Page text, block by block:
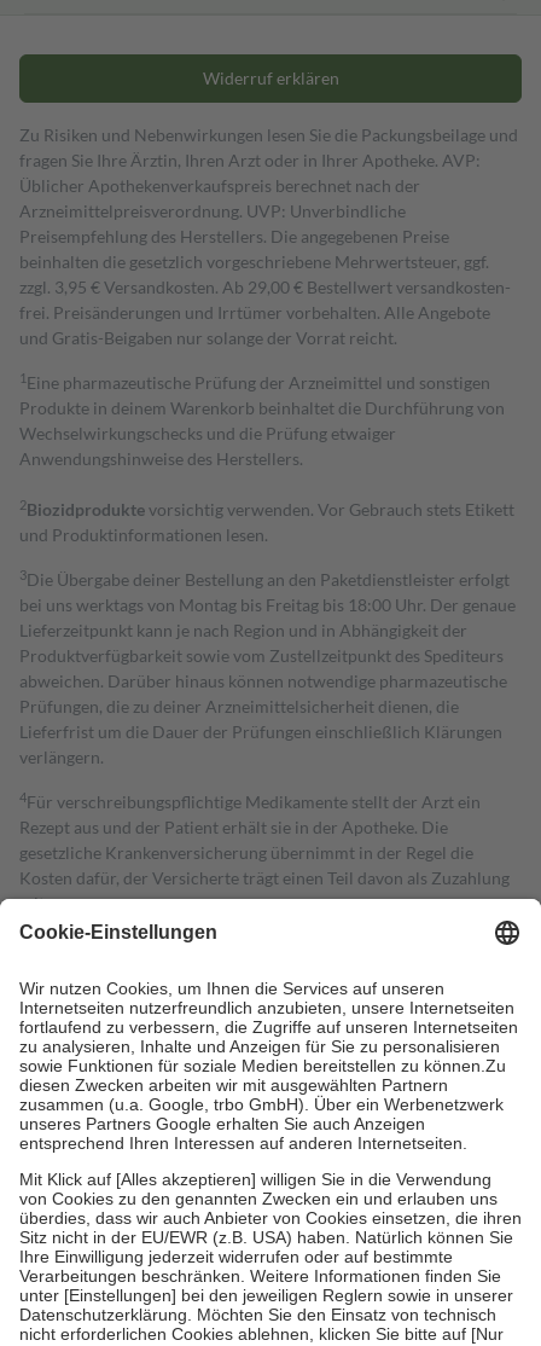
Widerruf erklären
Zu Risiken und Nebenwirkungen lesen Sie die Packungsbeilage und
fragen Sie Ihre Ärztin, Ihren Arzt oder in Ihrer Apotheke. AVP:
Üblicher Apothekenverkaufspreis berechnet nach der
Arzneimittelpreisverordnung. UVP: Unverbindliche
Preisempfehlung des Herstellers. Die angegebenen Preise
beinhalten die gesetzlich vorgeschriebene Mehrwertsteuer, ggf.
zzgl. 3,95 € Versandkosten. Ab 29,00 € Bestell­wert versand­kosten­
frei. Preisänderungen und Irrtümer vorbehalten. Alle Angebote
und Gratis-Beigaben nur solange der Vorrat reicht.
1 Eine pharmazeutische Prüfung der Arzneimittel und sonstigen
Produkte in deinem Warenkorb beinhaltet die Durchführung von
Wechselwirkungschecks und die Prüfung etwaiger
Anwendungshinweise des Herstellers.
2Biozidproduktevorsichtig verwenden. Vor Gebrauch stets Etikett
und Produktinformationen lesen.
3Die Übergabe deiner Bestellung an den Paketdienstleister erfolgt
bei uns werktags von Montag bis Freitag bis 18:00 Uhr. Der genaue
Lieferzeitpunkt kann je nach Region und in Abhängigkeit der
Produktverfügbarkeit sowie vom Zustellzeitpunkt des Spediteurs
abweichen. Darüber hinaus können notwendige pharmazeutische
Prüfungen, die zu deiner Arzneimittelsicherheit dienen, die
Lieferfrist um die Dauer der Prüfungen einschließlich Klärungen
verlängern.
4Für verschreibungspflichtige Medikamente stellt der Arzt ein
Rezept aus und der Patient erhält sie in der Apotheke. Die
gesetzliche Krankenversicherung übernimmt in der Regel die
Kosten dafür, der Versicherte trägt einen Teil davon als Zuzahlung
mit.
Grundsätzlich leisten Mitglieder Zuzahlungen in Höhe von zehn
höchstens zehn Euro.
Es sind jedoch nie mehr als die tatsächlichen
Kosten der Leistung zu entrichten.
Diese Regeln gelten grundsätzlich auch für Online-Apotheken.
Bei Heilmitteln und häuslicher Krankenpflege beträgt die
Zuzahlung zehn Prozent der Kosten sowie zehn Euro je
Verordnung.
Um das Engagement der Versicherten für ihre eigene Gesundheit zu
stärken und die besondere Stellung der Familie zu unterstützen,
fallenkeine Zuzahlungenan bei:
• Kindern und Jugendlichen bis zum vollendeten 18. Lebensjahr
mit Ausnahme der Fahrkosten
• Untersuchungen zur Vorsorge und Früherkennung, die von der
GKV getragen werden
• empfohlenen Schutzimpfungen
• Harn- und Blutteststreifen